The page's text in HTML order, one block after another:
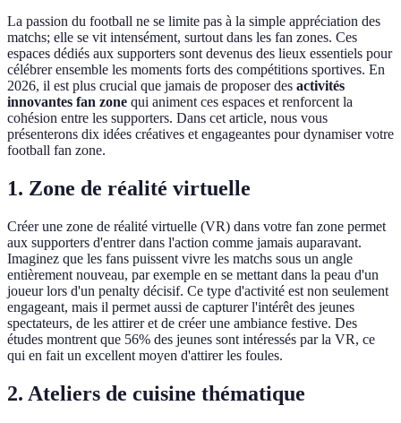
La passion du football ne se limite pas à la simple appréciation des
matchs; elle se vit intensément, surtout dans les fan zones. Ces
espaces dédiés aux supporters sont devenus des lieux essentiels pour
célébrer ensemble les moments forts des compétitions sportives. En
2026, il est plus crucial que jamais de proposer des activités
innovantes fan zone qui animent ces espaces et renforcent la
cohésion entre les supporters. Dans cet article, nous vous
présenterons dix idées créatives et engageantes pour dynamiser votre
football fan zone.
1. Zone de réalité virtuelle
Créer une zone de réalité virtuelle (VR) dans votre fan zone permet
aux supporters d'entrer dans l'action comme jamais auparavant.
Imaginez que les fans puissent vivre les matchs sous un angle
entièrement nouveau, par exemple en se mettant dans la peau d'un
joueur lors d'un penalty décisif. Ce type d'activité est non seulement
engageant, mais il permet aussi de capturer l'intérêt des jeunes
spectateurs, de les attirer et de créer une ambiance festive. Des
études montrent que 56% des jeunes sont intéressés par la VR, ce
qui en fait un excellent moyen d'attirer les foules.
2. Ateliers de cuisine thématique